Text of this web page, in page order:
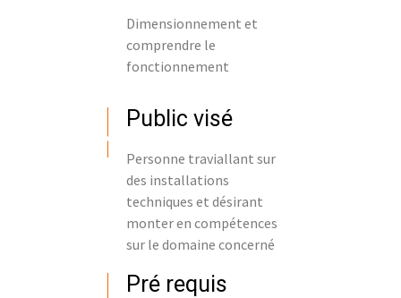
Dimensionnement et
comprendre le
fonctionnement
Public visé
Personne traviallant sur
des installations
techniques et désirant
monter en compétences
sur le domaine concerné
Pré requis